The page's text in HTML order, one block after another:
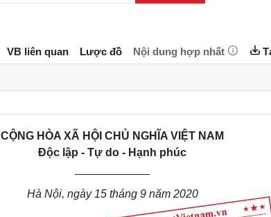
VB liên quan Lược đồ Nội dung hợp nhất
CỘNG HÒA XÃ HỘI CHỦ NGHĨA VIỆT NAM
Độc lập - Tự do - Hạnh phúc
Hà Nội, ngày 15 tháng 9 năm 2020